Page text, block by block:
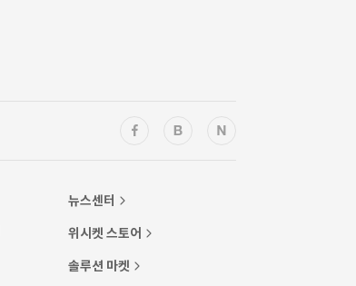
뉴스센터
위시켓 스토어
솔루션 마켓